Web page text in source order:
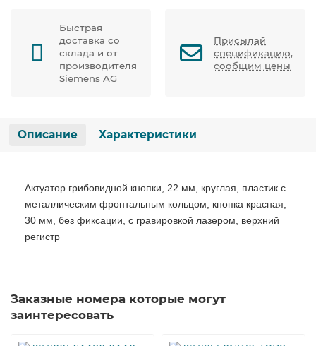
Быстрая
доставка со
склада и от
производителя
Siemens AG
Присылай
спецификацию,
сообщим цены
Описание Характеристики
Актуатор грибовидной кнопки, 22 мм, круглая, пластик с
металлическим фронтальным кольцом, кнопка красная,
30 мм, без фиксации, с гравировкой лазером, верхний
регистр
Заказные номера которые могут
заинтересовать